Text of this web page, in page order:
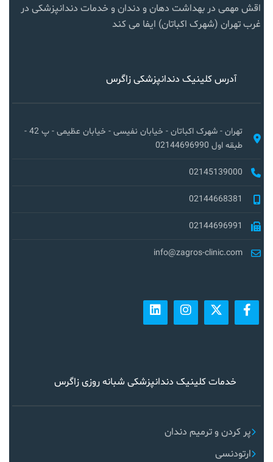
اقش مهمی در بهداشت دهان و دندان و خدمات دندانپزشکی در
غرب تهران (شهرک اکباتان) ایفا می کند
آدرس کلینیک دندانپزشکی زاگرس
تهران - شهرک اکباتان - خیابان نفیسی - خیابان عظیمی - پ 42 -
طبقه اول 02144696990
02145139000
02144668381
02144696991
info@zagros-clinic.com
خدمات کلینیک دندانپزشکی شبانه روزی زاگرس
پر کردن و ترمیم دندان
ارتودنسی